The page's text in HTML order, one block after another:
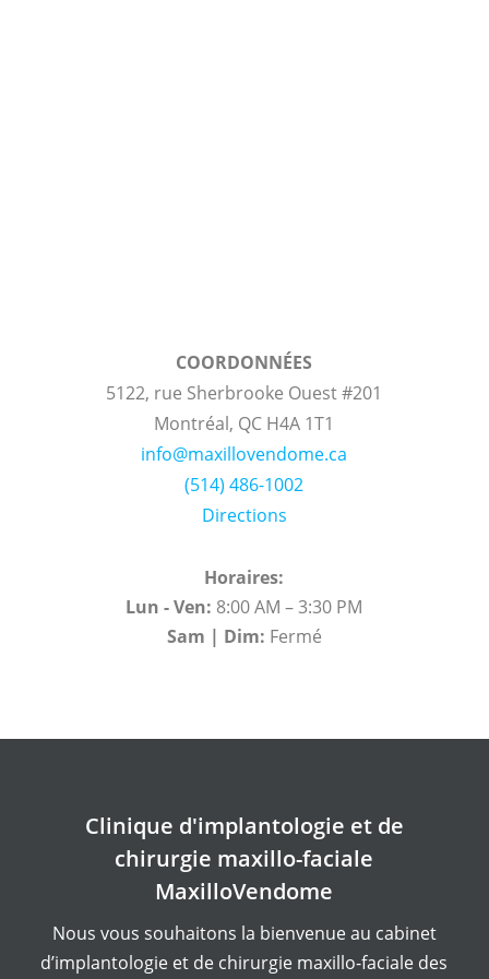
COORDONNÉES
5122, rue Sherbrooke Ouest #201
Montréal, QC H4A 1T1
info@maxillovendome.ca
(514) 486-1002
Directions
Horaires:
Lun - Ven: 8:00 AM – 3:30 PM
Sam | Dim: Fermé
Clinique d'implantologie et de
chirurgie maxillo-faciale
MaxilloVendome
Nous vous souhaitons la bienvenue au cabinet
d’implantologie et de chirurgie maxillo-faciale des